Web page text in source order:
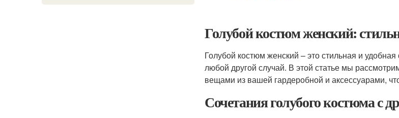
Голубой костюм женский:
Голубой костюм женский – это стильная и
любой другой случай. В этой статье мы
вещами из вашей гардеробной и аксессуарами,
Сочетания голубого костюма с